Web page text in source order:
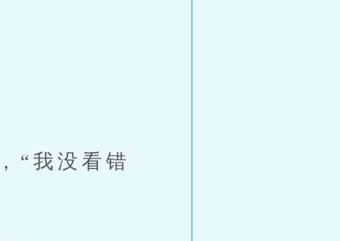
我没看错